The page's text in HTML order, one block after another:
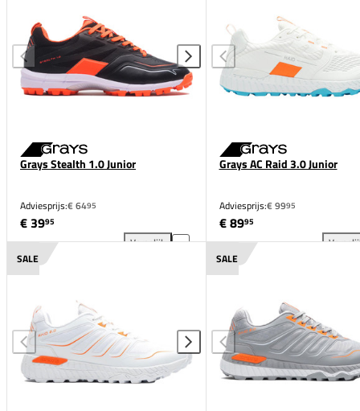
Grays Stealth 1.0 Junior
Adviesprijs:€ 6495
€ 3995
Vergelijk
Grays Stealth 1.0 Junior toevoegen aan vergelijking
Grays AC Raid 3.0 Junior
Adviesprijs:€ 9995
€ 8995
SALE SALE